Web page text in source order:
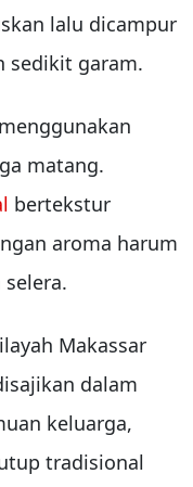
lalu dicampur
sedikit garam.
matang.
bertekstur
aroma harum
Makassar
dalam
keluarga,
tradisional